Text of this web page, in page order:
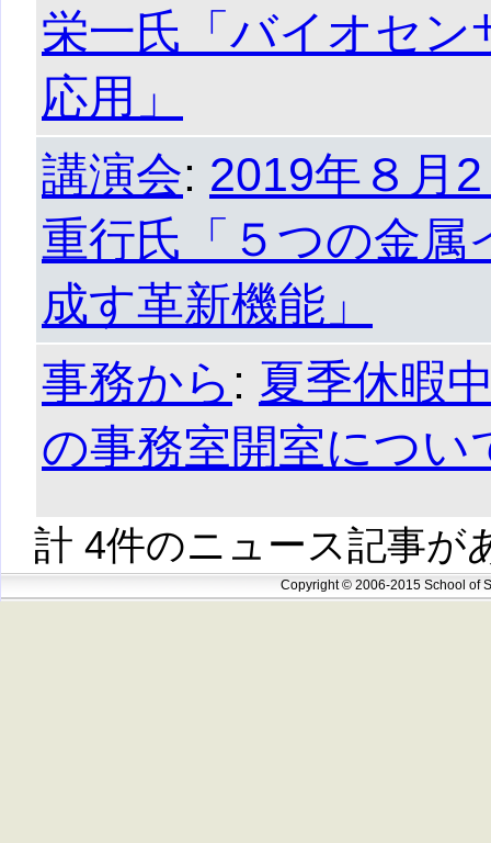
栄一氏「バイオセン
応用」
講演会: 2019年８
重行氏「５つの金属
成す革新機能」
事務から : 夏季休暇
の事務室開室につい
計 4件のニュース記事が
Copyright © 2006-2015 School of